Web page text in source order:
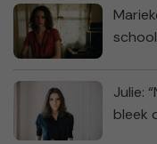
Julie:
bleek